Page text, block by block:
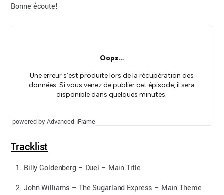
Bonne écoute!
powered by Advanced iFrame
Tracklist
Billy Goldenberg – Duel – Main Title
John Williams – The Sugarland Express – Main Theme